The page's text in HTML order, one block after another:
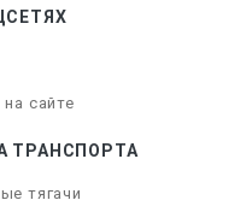
сайте
ТРАНСПОРТА
тягачи